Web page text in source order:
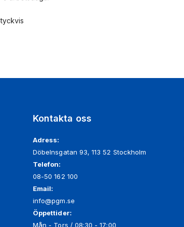
Kontakta oss
Adress:
Döbelnsgatan 93, 113 52 Stockholm
Telefon:
08-50 162 100
Email:
info@pgm.se
Öppettider:
Mån - Tors / 08:30 - 17:00